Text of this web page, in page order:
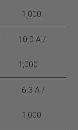
1,000
10.0 A /
1,000
6.3 A /
1,000